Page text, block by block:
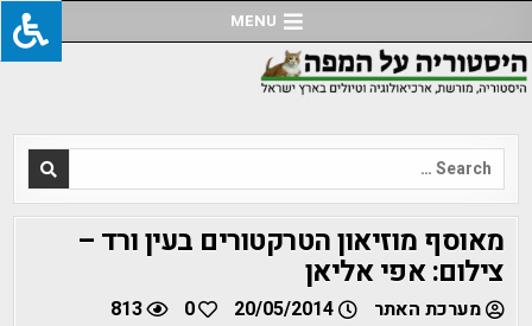
to
content
MENU
Search
for:
מאוסף מוזיאון הטרקטורים בעין ורד –
צילום: אפי אליאן
מערכת האתר 20/05/2014
0
813